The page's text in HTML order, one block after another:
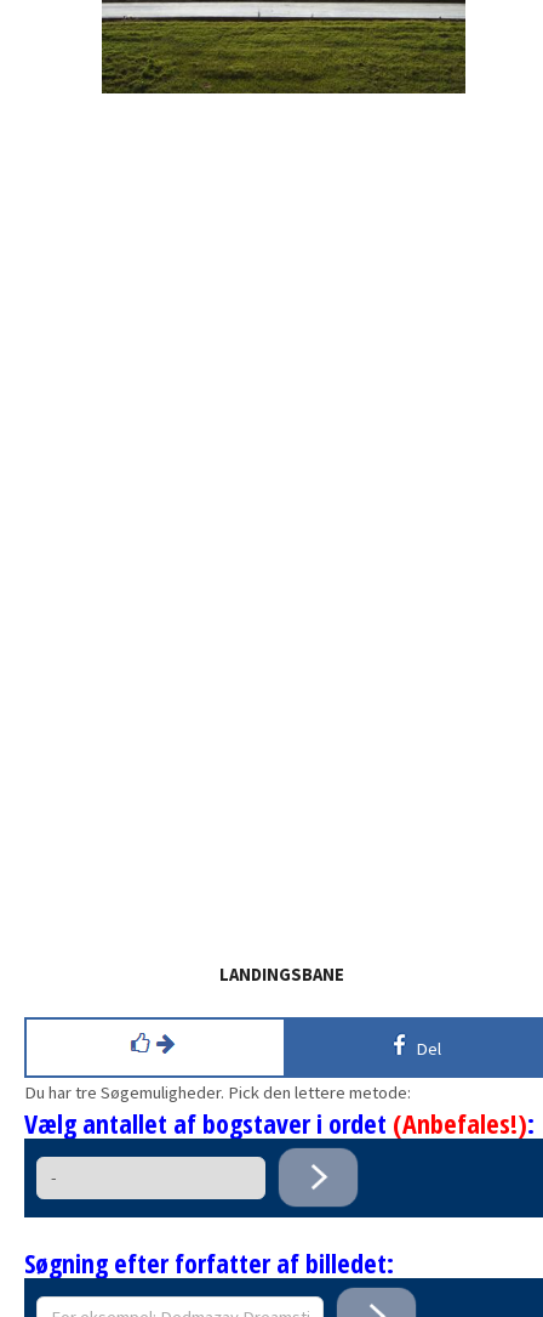
LANDINGSBANE
Del
Du har tre Søgemuligheder. Pick den lettere metode:
Vælg antallet af bogstaver i ordet (Anbefales!):
Søgning efter forfatter af billedet: